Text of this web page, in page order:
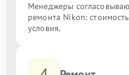
Менеджеры
ремонта Nikon:
условия.